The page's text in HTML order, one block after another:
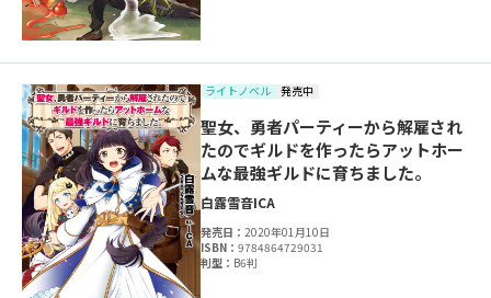
ライトノベル 発売中
聖女、勇者パーティーから解雇され
たのでギルドを作ったらアットホー
ムな最強ギルドに育ちました。
白露雪音ICA
発売日：2020年01月10日
ISBN：9784864729031
判型： B6判